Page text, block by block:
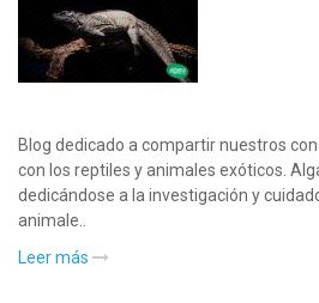
Blog dedicado a compartir nuestros
con los reptiles y animales exóticos.
dedicándose a la investigación y
animale..
Leer más